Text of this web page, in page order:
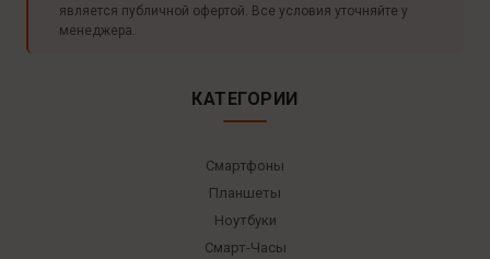
является публичной офертой. Все условия уточняйте у
менеджера.
КАТЕГОРИИ
Смартфоны
Планшеты
Ноутбуки
Смарт-Часы